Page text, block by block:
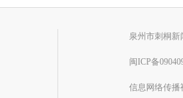
泉州市刺桐
闽ICP备
信息网络传播